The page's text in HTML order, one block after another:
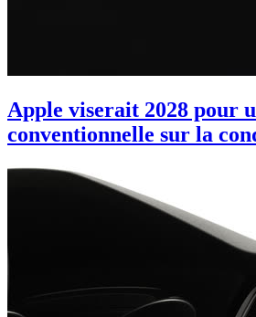
Apple viserait 2028 pour
conventionnelle sur la